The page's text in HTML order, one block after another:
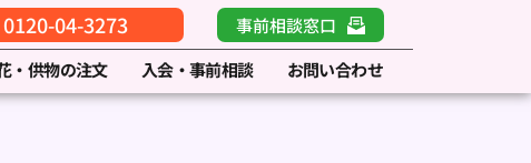
04-3273
事前相談窓口
・供物の注文 入会・事前相談 お問い合わせ